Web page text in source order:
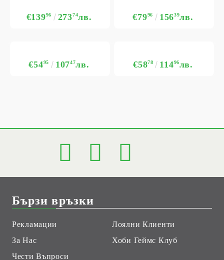
€13996 27374лв. €7996 15639лв.
€5495 10747лв. €5878 11496лв.
Бързи връзки
Рекламации
За Нас
Чести Въпроси
Лоялни Клиенти
Хоби Геймс Клуб